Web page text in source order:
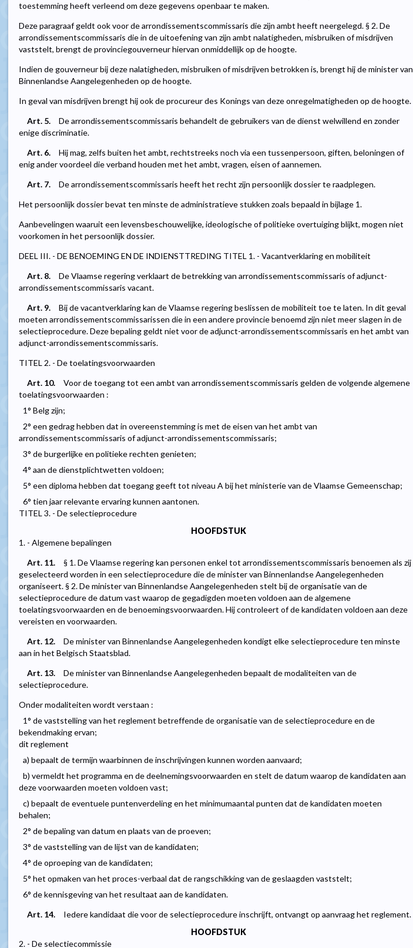
toestemming heeft verleend om deze gegevens openbaar te maken.
Deze paragraaf geldt ook voor de arrondissementscommissaris die zijn ambt heeft neergelegd. § 2. De
arrondissementscommissaris die in de uitoefening van zijn ambt nalatigheden, misbruiken of misdrijven
vaststelt, brengt de provinciegouverneur hiervan onmiddellijk op de hoogte.
Indien de gouverneur bij deze nalatigheden, misbruiken of misdrijven betrokken is, brengt hij de minister van
Binnenlandse Aangelegenheden op de hoogte.
In geval van misdrijven brengt hij ook de procureur des Konings van deze onregelmatigheden op de hoogte.
Art. 5.
De arrondissementscommissaris behandelt de gebruikers van de dienst welwillend en zonder
enige discriminatie.
Art. 6.
Hij mag, zelfs buiten het ambt, rechtstreeks noch via een tussenpersoon, giften, beloningen of
enig ander voordeel die verband houden met het ambt, vragen, eisen of aannemen.
Art. 7.
De arrondissementscommissaris heeft het recht zijn persoonlijk dossier te raadplegen.
Het persoonlijk dossier bevat ten minste de administratieve stukken zoals bepaald in bijlage 1.
Aanbevelingen waaruit een levensbeschouwelijke, ideologische of politieke overtuiging blijkt, mogen niet
voorkomen in het persoonlijk dossier.
DEEL III. - DE BENOEMING EN DE INDIENSTTREDING TITEL 1. - Vacantverklaring en mobiliteit
Art. 8.
De Vlaamse regering verklaart de betrekking van arrondissementscommissaris of adjunct-
arrondissementscommissaris vacant.
Art. 9.
Bij de vacantverklaring kan de Vlaamse regering beslissen de mobiliteit toe te laten. In dit geval
moeten arrondissementscommissarissen die in een andere provincie benoemd zijn niet meer slagen in de
selectieprocedure. Deze bepaling geldt niet voor de adjunct-arrondissementscommissaris en het ambt van
adjunct-arrondissementscommissaris.
TITEL 2. - De toelatingsvoorwaarden
Art. 10.
Voor de toegang tot een ambt van arrondissementscommissaris gelden de volgende algemene
toelatingsvoorwaarden :
1° Belg zijn;
2° een gedrag hebben dat in overeenstemming is met de eisen van het ambt van
arrondissementscommissaris of adjunct-arrondissementscommissaris;
3° de burgerlijke en politieke rechten genieten;
4° aan de dienstplichtwetten voldoen;
5° een diploma hebben dat toegang geeft tot niveau A bij het ministerie van de Vlaamse Gemeenschap;
6° tien jaar relevante ervaring kunnen aantonen.
TITEL 3. - De selectieprocedure
HOOFDSTUK
1. - Algemene bepalingen
Art. 11.
§ 1. De Vlaamse regering kan personen enkel tot arrondissementscommissaris benoemen als zij
geselecteerd worden in een selectieprocedure die de minister van Binnenlandse Aangelegenheden
organiseert. § 2. De minister van Binnenlandse Aangelegenheden stelt bij de organisatie van de
selectieprocedure de datum vast waarop de gegadigden moeten voldoen aan de algemene
toelatingsvoorwaarden en de benoemingsvoorwaarden. Hij controleert of de kandidaten voldoen aan deze
vereisten en voorwaarden.
Art. 12.
De minister van Binnenlandse Aangelegenheden kondigt elke selectieprocedure ten minste
aan in het Belgisch Staatsblad.
Art. 13.
De minister van Binnenlandse Aangelegenheden bepaalt de modaliteiten van de
selectieprocedure.
Onder modaliteiten wordt verstaan :
1° de vaststelling van het reglement betreffende de organisatie van de selectieprocedure en de
bekendmaking ervan;
dit reglement
a) bepaalt de termijn waarbinnen de inschrijvingen kunnen worden aanvaard;
b) vermeldt het programma en de deelnemingsvoorwaarden en stelt de datum waarop de kandidaten aan
deze voorwaarden moeten voldoen vast;
c) bepaalt de eventuele puntenverdeling en het minimumaantal punten dat de kandidaten moeten
behalen;
2° de bepaling van datum en plaats van de proeven;
3° de vaststelling van de lijst van de kandidaten;
4° de oproeping van de kandidaten;
5° het opmaken van het proces-verbaal dat de rangschikking van de geslaagden vaststelt;
6° de kennisgeving van het resultaat aan de kandidaten.
Art. 14.
Iedere kandidaat die voor de selectieprocedure inschrijft, ontvangt op aanvraag het reglement.
HOOFDSTUK
2. - De selectiecommissie